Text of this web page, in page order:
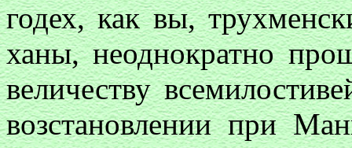
годех, как вы,
ханы, неоднократно
величеству
возстановлении при